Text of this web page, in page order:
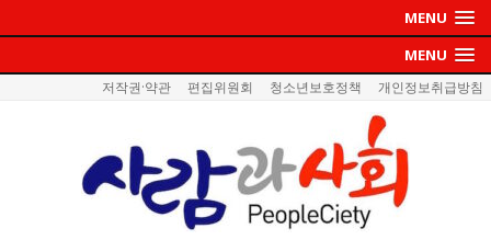
MENU
MENU
저작권·약관 편집위원회 청소년보호정책 개인정보취급방침